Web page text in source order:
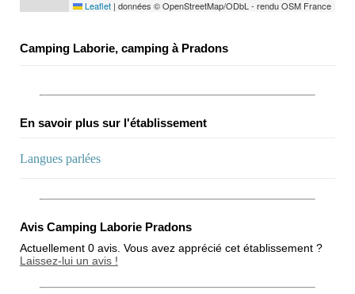
Leaflet | données © OpenStreetMap/ODbL - rendu OSM France
Camping Laborie, camping à Pradons
En savoir plus sur l'établissement
Langues parlées
Avis Camping Laborie Pradons
Actuellement 0 avis. Vous avez apprécié cet établissement ?
Laissez-lui un avis !